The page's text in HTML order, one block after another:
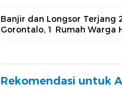
Banjir dan Longsor Terjang
Gorontalo, 1 Rumah Warga
Rekomendasi untuk